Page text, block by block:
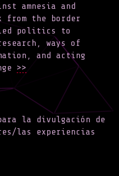
amnesia and
from the border
politics to
ways of
and acting
>>
la divulgación de
las experiencias